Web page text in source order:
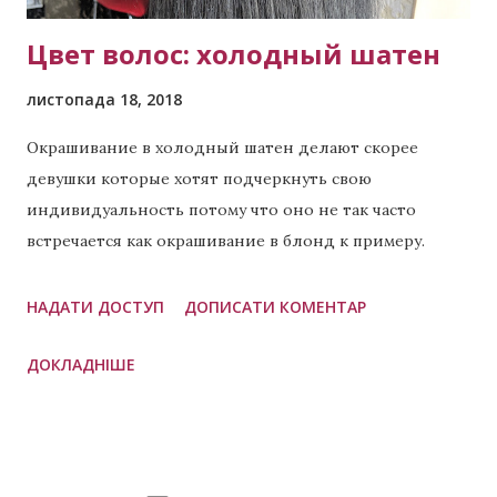
Цвет волос: холодный шатен
листопада 18, 2018
Окрашивание в холодный шатен делают скорее
девушки которые хотят подчеркнуть свою
индивидуальность потому что оно не так часто
встречается как окрашивание в блонд к примеру.
длинными локонами так и те у кого короткие. Имея
сливаться с большинством. Хотя если мы говорим о
НАДАТИ ДОСТУП ДОПИСАТИ КОМЕНТАР
ДОКЛАДНІШЕ